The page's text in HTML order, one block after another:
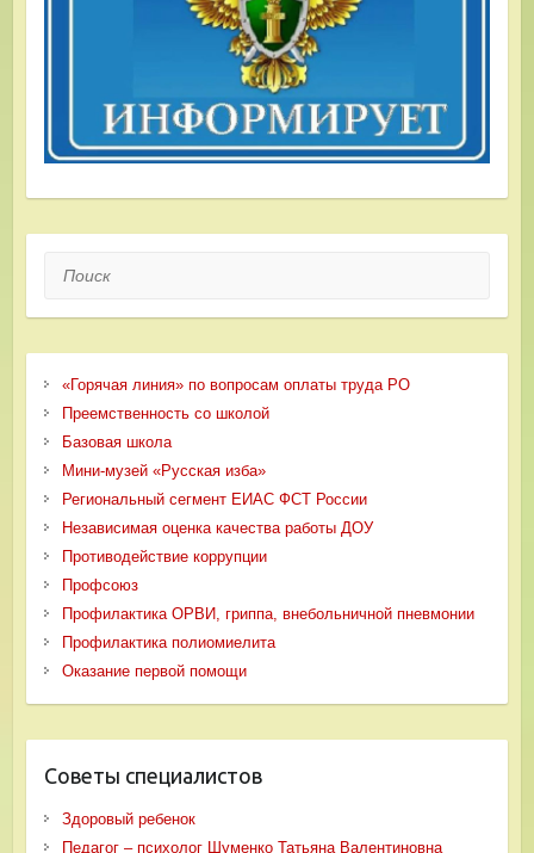
Поиск
«Горячая линия» по вопросам оплаты труда РО
Преемственность со школой
Базовая школа
Мини-музей «Русская изба»
Региональный сегмент ЕИАС ФСТ России
Независимая оценка качества работы ДОУ
Противодействие коррупции
Профсоюз
Профилактика ОРВИ, гриппа, внебольничной пневмонии
Профилактика полиомиелита
Оказание первой помощи
Советы специалистов
Здоровый ребенок
Педагог – психолог Шуменко Татьяна Валентиновна